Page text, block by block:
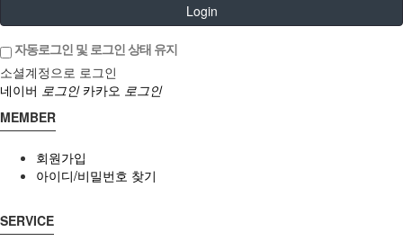
Login
자동로그인 및 로그인 상태 유지
소셜계정으로 로그인
네이버 로그인 카카오 로그인
MEMBER
회원가입
아이디/비밀번호 찾기
SERVICE